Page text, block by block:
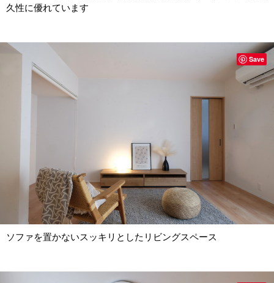
久性に優れています
ソファを置かないスッキリとしたリビングスペース
Save